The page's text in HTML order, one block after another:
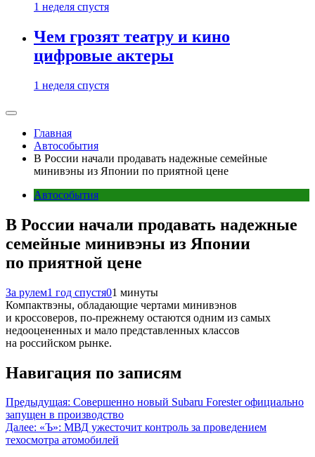
1 неделя спустя
Чем грозят театру и кино
цифровые актеры
1 неделя спустя
Главная
Автособытия
В России начали продавать надежные семейные
минивэны из Японии по приятной цене
Автособытия
В России начали продавать надежные
семейные минивэны из Японии
по приятной цене
За рулем1 год спустя01 минуты
Компактвэны, обладающие чертами минивэнов
и кроссоверов, по-прежнему остаются одним из самых
недооцененных и мало представленных классов
на российском рынке.
Навигация по записям
Предыдущая: Совершенно новый Subaru Forester официально
запущен в производство
Далее: «Ъ»: МВД ужесточит контроль за проведением
техосмотра атомобилей